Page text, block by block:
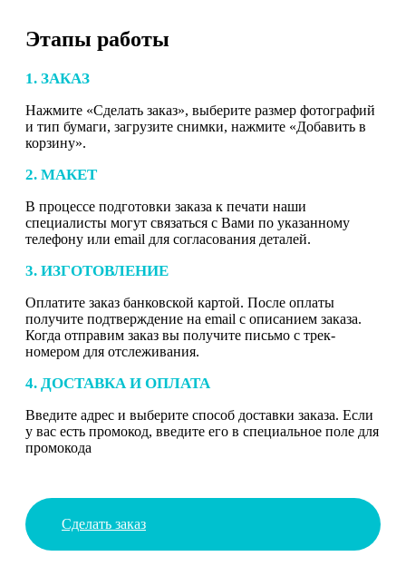
Этапы работы
1. ЗАКАЗ
Нажмите «Сделать заказ», выберите размер фотографий
и тип бумаги, загрузите снимки, нажмите «Добавить в
корзину».
2. МАКЕТ
В процессе подготовки заказа к печати наши
специалисты могут связаться с Вами по указанному
телефону или email для согласования деталей.
3. ИЗГОТОВЛЕНИЕ
Оплатите заказ банковской картой. После оплаты
получите подтверждение на email с описанием заказа.
Когда отправим заказ вы получите письмо с трек-
номером для отслеживания.
4. ДОСТАВКА И ОПЛАТА
Введите адрес и выберите способ доставки заказа. Если
у вас есть промокод, введите его в специальное поле для
промокода
Сделать заказ